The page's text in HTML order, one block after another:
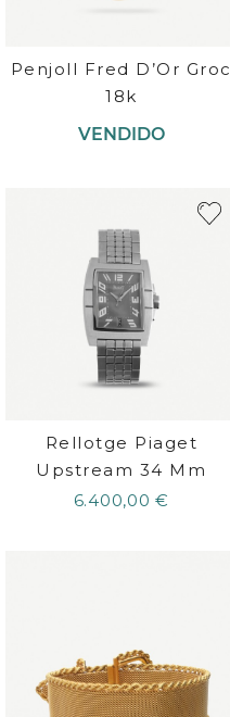
Penjoll Fred D’Or Groc
18k
VENDIDO
Rellotge Piaget
Upstream 34 Mm
6.400,00 €